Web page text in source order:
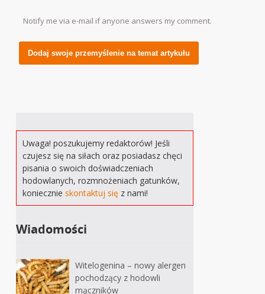
Notify me via e-mail if anyone answers my comment.
Uwaga! poszukujemy redaktorów! Jeśli
czujesz się na siłach oraz posiadasz chęci
pisania o swoich doświadczeniach
hodowlanych, rozmnożeniach gatunków,
koniecznieskontaktuj się z nami!
Wiadomości
Witelogenina – nowy alergen
pochodzący z hodowli
mączników